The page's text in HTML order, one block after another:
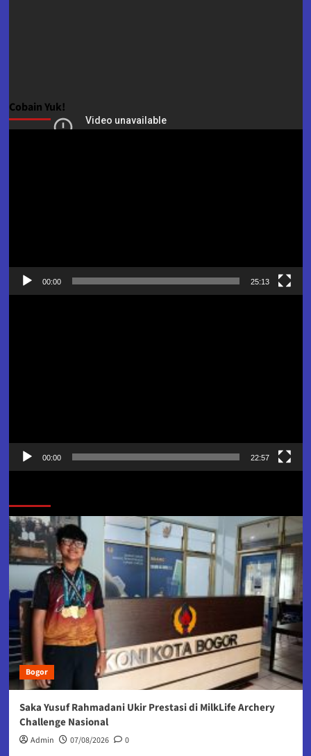
Cobain Yuk!
00:00 25:13
00:00 22:57
Bogor
Saka Yusuf Rahmadani Ukir Prestasi di MilkLife Archery
Challenge Nasional
Admin 07/08/2026 0